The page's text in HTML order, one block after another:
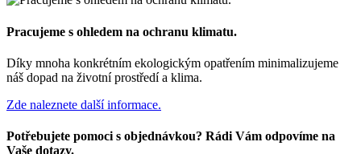
Pracujeme s ohledem na ochranu klimatu.
Díky mnoha konkrétním ekologickým opatřením minimalizujeme
náš dopad na životní prostředí a klima.
Zde naleznete další informace.
Potřebujete pomoci s objednávkou? Rádi Vám odpovíme na
Vaše dotazy.